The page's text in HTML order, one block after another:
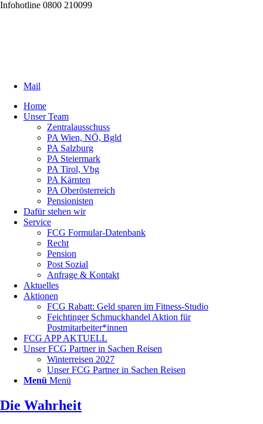
Infohotline 0800 210099
Mail
Home
Unser Team
Zentralausschuss
PA Wien, NÖ, Bgld
PA Salzburg
PA Steiermark
PA Tirol, Vbg
PA Kärnten
PA Oberösterreich
Pensionisten
Dafür stehen wir
Service
FCG Formular-Datenbank
Recht
Pension
Post Sozial
Anfrage & Kontakt
Aktuelles
Aktionen
FCG Rabatt: Geld sparen im Fitness-Studio
Feichtinger Schmuckhandel Aktion für
Postmitarbeiter*innen
FCG APP AKTUELL
Unser FCG Partner in Sachen Reisen
Winterreisen 2027
Unser FCG Partner in Sachen Reisen
Menü Menü
Die Wahrheit